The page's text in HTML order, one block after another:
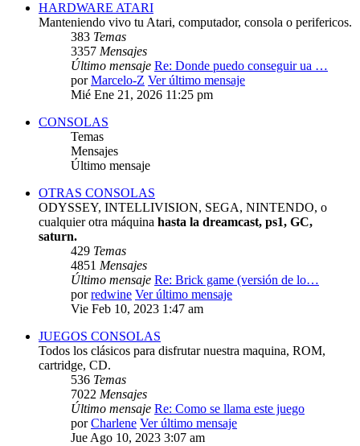
HARDWARE ATARI
Manteniendo vivo tu Atari, computador, consola o perifericos.
383 Temas
3357 Mensajes
Último mensaje Re: Donde puedo conseguir ua …
porMarcelo-Z Ver último mensaje
Mié Ene 21, 2026 11:25 pm
CONSOLAS
Temas
Mensajes
Último mensaje
OTRAS CONSOLAS
ODYSSEY, INTELLIVISION, SEGA, NINTENDO, o
cualquier otra máquina hasta la dreamcast, ps1, GC,
saturn.
429 Temas
4851 Mensajes
Último mensaje Re: Brick game (versión de lo…
porredwine Ver último mensaje
Vie Feb 10, 2023 1:47 am
JUEGOS CONSOLAS
Todos los clásicos para disfrutar nuestra maquina, ROM,
cartridge, CD.
536 Temas
7022 Mensajes
Último mensaje Re: Como se llama este juego
porCharlene Ver último mensaje
Jue Ago 10, 2023 3:07 am